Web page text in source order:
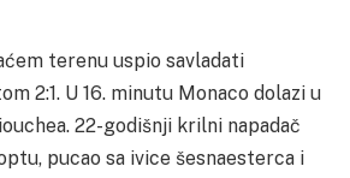
terenu uspio savladati
2:1. U 16. minutu Monaco dolazi u
22-godišnji krilni napadač
pucao sa ivice šesnaesterca i